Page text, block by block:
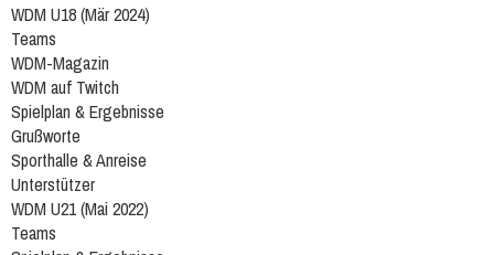
WDM U18 (Mär 2024)
Teams
WDM-Magazin
WDM auf Twitch
Spielplan & Ergebnisse
Grußworte
Sporthalle & Anreise
Unterstützer
WDM U21 (Mai 2022)
Teams